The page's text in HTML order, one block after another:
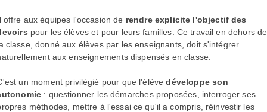
offre aux équipes l'occasion de rendre explicite l'objectif des
pour les élèves et pour leurs familles. Ce travail en dehors de
classe, donné aux élèves par les enseignants, doit s'intégrer
aux enseignements dispensés en classe.
un moment privilégié pour que l'élèvedéveloppe son
: questionner les démarches proposées, interroger ses
méthodes, mettre à l'essai ce qu'il a compris, réinvestir les